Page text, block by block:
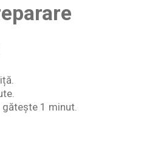
1 minut.